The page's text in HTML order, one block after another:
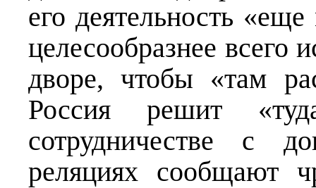
его деятельность
целесообразнее всего
дворе, чтобы «там
Россия решит
сотрудничестве с
реляциях сообщают